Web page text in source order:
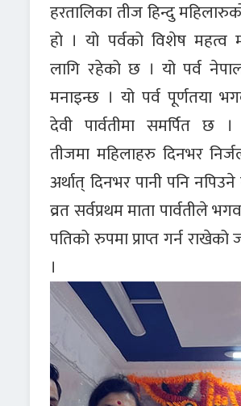
हरतालिका तीज हिन्दु
हो । यो पर्वको विशेष महत्व
लागि रहेको छ । यो पर्व
मनाइन्छ । यो पर्व पूर्णतया
देवी पार्वतीमा समर्पित छ ।
तीजमा महिलाहरु दिनभर
अर्थात् दिनभर पानी पनि
व्रत सर्वप्रथम माता पार्वतीले
पतिको रुपमा प्राप्त गर्न राखेको
।